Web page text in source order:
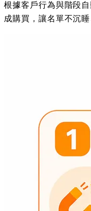
根據客戶行為與階段
成購買，讓名單不沉